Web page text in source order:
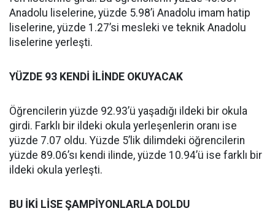
Anadolu liselerine, yüzde 5.98’i Anadolu imam hatip
liselerine, yüzde 1.27’si mesleki ve teknik Anadolu
liselerine yerleşti.
YÜZDE 93 KENDİ İLİNDE OKUYACAK
Öğrencilerin yüzde 92.93’ü yaşadığı ildeki bir okula
girdi. Farklı bir ildeki okula yerleşenlerin oranı ise
yüzde 7.07 oldu. Yüzde 5’lik dilimdeki öğrencilerin
yüzde 89.06’sı kendi ilinde, yüzde 10.94’ü ise farklı bir
ildeki okula yerleşti.
BU İKİ LİSE ŞAMPİYONLARLA DOLDU